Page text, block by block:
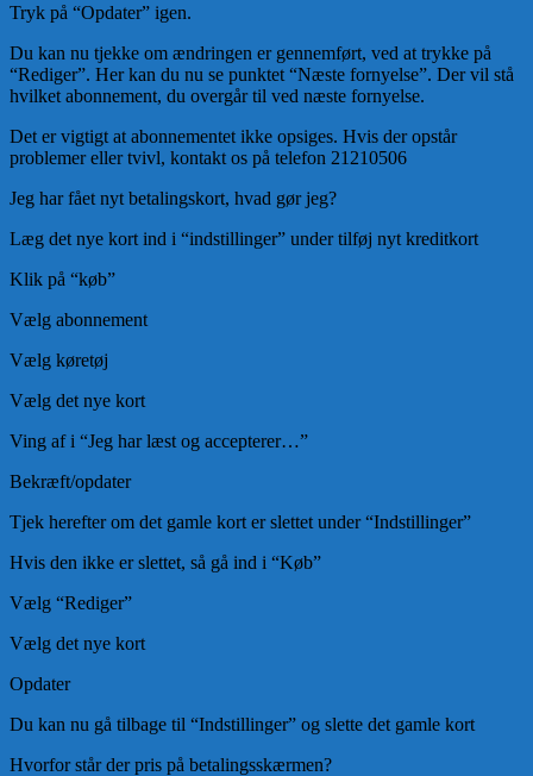
Tryk på “Opdater” igen.
Du kan nu tjekke om ændringen er gennemført, ved at trykke på
“Rediger”. Her kan du nu se punktet “Næste fornyelse”. Der vil stå
hvilket abonnement, du overgår til ved næste fornyelse.
Det er vigtigt at abonnementet ikke opsiges. Hvis der opstår
problemer eller tvivl, kontakt os på telefon 21210506
Jeg har fået nyt betalingskort, hvad gør jeg?
Læg det nye kort ind i “indstillinger” under tilføj nyt kreditkort
Klik på “køb”
Vælg abonnement
Vælg køretøj
Vælg det nye kort
Ving af i “Jeg har læst og accepterer…”
Bekræft/opdater
Tjek herefter om det gamle kort er slettet under “Indstillinger”
Hvis den ikke er slettet, så gå ind i “Køb”
Vælg “Rediger”
Vælg det nye kort
Opdater
Du kan nu gå tilbage til “Indstillinger” og slette det gamle kort
Hvorfor står der pris på betalingsskærmen?